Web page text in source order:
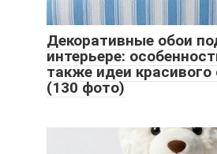
Декоративные обои
интерьере:
также идеи красивого
(130 фото)